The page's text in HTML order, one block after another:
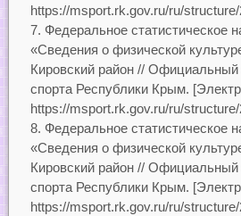
https://msport.rk.gov.ru/ru/
Федеральное
«Сведения о физической
Кировский район // Официальный
спорта Республики Крым.
https://msport.rk.gov.ru/ru/
Федеральное
«Сведения о физической
Кировский район // Официальный
спорта Республики Крым.
https://msport.rk.gov.ru/ru/